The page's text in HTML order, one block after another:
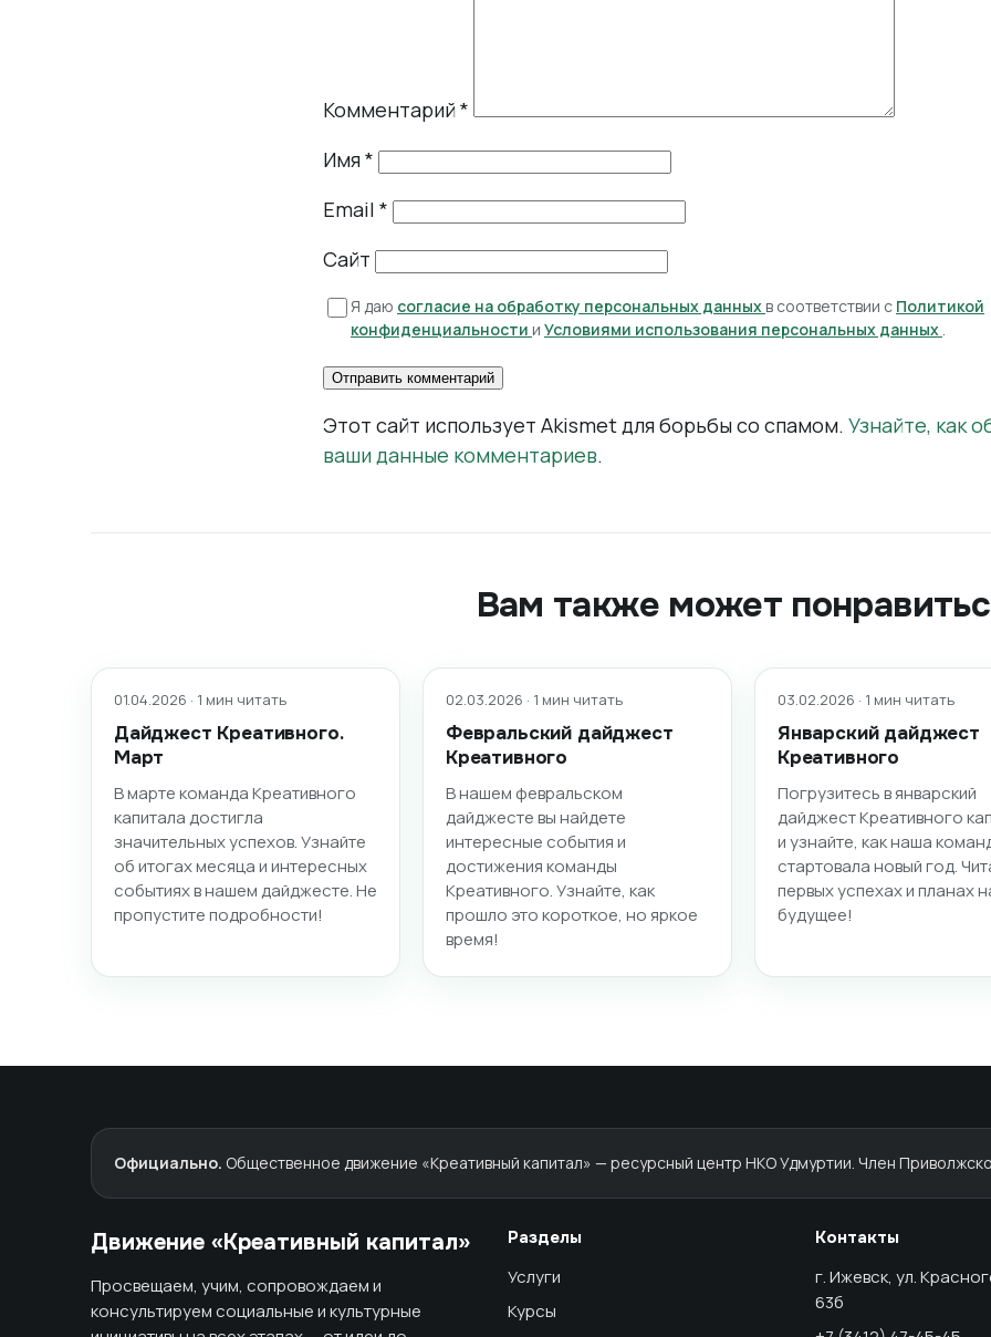
Комментарий*
Имя*
Email *
Сайт
Я даю согласие на обработку персональных данных в соответствии с Политикой
конфиденциальности и Условиями использования персональных данных .
Этот сайт использует Akismet для борьбы со спамом. Узнайте, как
ваши данные комментариев.
Вам также может
01.04.2026 · 1 мин читать
Дайджест Креативного.
Март
В марте команда Креативного
капитала достигла
значительных успехов. Узнайте
об итогах месяца и интересных
событиях в нашем дайджесте. Не
пропустите подробности!
02.03.2026 · 1 мин читать
Февральский дайджест
Креативного
В нашем февральском
дайджесте вы найдете
интересные события и
достижения команды
Креативного. Узнайте, как
прошло это короткое, но яркое
время!
03.02.2026 · 1 мин читать
Январский дайджест
Креативного
Погрузитесь в январский
дайджест Креативного
и узнайте, как наша
стартовала новый год.
первых успехах и планах
будущее!
Официально. Общественное движение «Креативный капитал» — ресурсный центр НКО Удмуртии. Член
Движение «Креативный капитал»
Просвещаем, учим, сопровождаем и
консультируем социальные и культурные
Разделы
Услуги
Курсы
Контакты
г. Ижевск, ул.
63б